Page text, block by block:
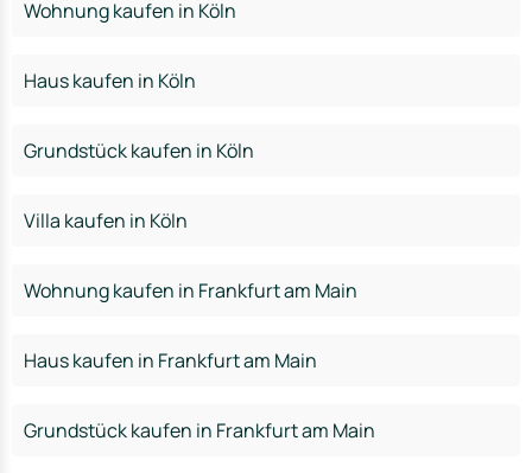
Wohnung kaufen in Köln
Haus kaufen in Köln
Grundstück kaufen in Köln
Villa kaufen in Köln
Wohnung kaufen in Frankfurt am Main
Haus kaufen in Frankfurt am Main
Grundstück kaufen in Frankfurt am Main